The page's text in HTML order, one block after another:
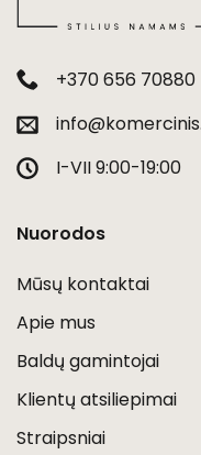
+370 656 70880
I-VII 9:00-19:00
Nuorodos
Mūsų kontaktai
Apie mus
Baldų gamintojai
Klientų atsiliepimai
Straipsniai